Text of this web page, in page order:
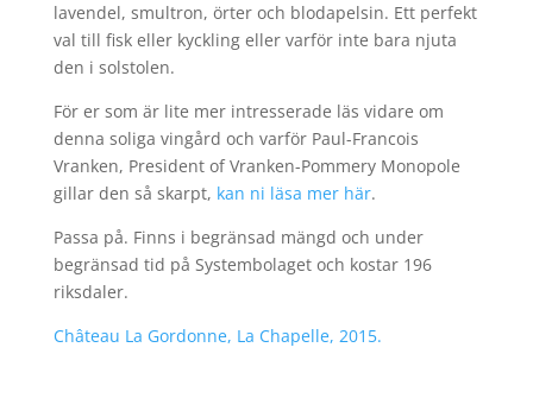
lavendel, smultron, örter och blodapelsin. Ett perfekt
val till fisk eller kyckling eller varför inte bara njuta
den i solstolen.
För er som är lite mer intresserade läs vidare om
denna soliga vingård och varför Paul-Francois
Vranken, President of Vranken-Pommery Monopole
gillar den så skarpt, kan ni läsa mer här.
Passa på. Finns i begränsad mängd och under
begränsad tid på Systembolaget och kostar 196
riksdaler.
Château La Gordonne, La Chapelle, 2015.